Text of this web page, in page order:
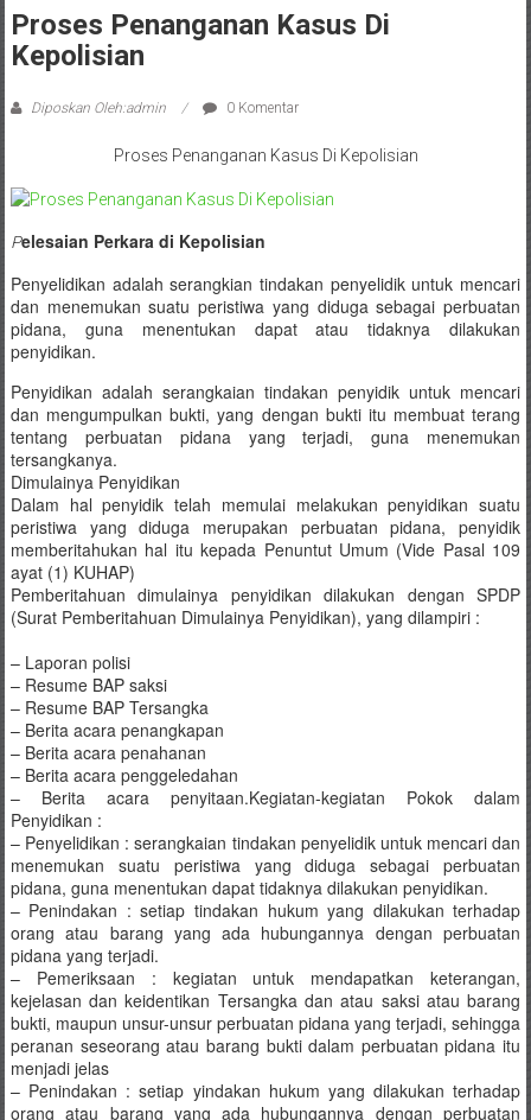
Bantul,
Wonosari,
Wates,
Klaten,
Magelang,
Solo,
Semarang,
Jakarta,
Bali,
Surabaya,
Surakarta,
Sukoharjo,
Mungkid,
Purworejo,
Daerah
Istimewa
Yogyakarta,
Makassar,
Denpasar,
Salatiga,
Ungaran,
Pontianak,
Bandung,
Proses Penanganan Kasus Di
Kepolisian
Diposkan Oleh:admin 0 Komentar
Proses Penanganan Kasus Di Kepolisian
Pelesaian Perkara di Kepolisian
Penyelidikan adalah serangkian tindakan penyelidik untuk mencari
dan menemukan suatu peristiwa yang diduga sebagai perbuatan
pidana, guna menentukan dapat atau tidaknya dilakukan
penyidikan.
Penyidikan adalah serangkaian tindakan penyidik untuk mencari
dan mengumpulkan bukti, yang dengan bukti itu membuat terang
tentang perbuatan pidana yang terjadi, guna menemukan
tersangkanya.
Dimulainya Penyidikan
Dalam hal penyidik telah memulai melakukan penyidikan suatu
peristiwa yang diduga merupakan perbuatan pidana, penyidik
memberitahukan hal itu kepada Penuntut Umum (Vide Pasal 109
ayat (1) KUHAP)
Pemberitahuan dimulainya penyidikan dilakukan dengan SPDP
(Surat Pemberitahuan Dimulainya Penyidikan), yang dilampiri :
– Laporan polisi
– Resume BAP saksi
– Resume BAP Tersangka
– Berita acara penangkapan
– Berita acara penahanan
– Berita acara penggeledahan
– Berita acara penyitaan.Kegiatan-kegiatan Pokok dalam
Penyidikan :
– Penyelidikan : serangkaian tindakan penyelidik untuk mencari dan
menemukan suatu peristiwa yang diduga sebagai perbuatan
pidana, guna menentukan dapat tidaknya dilakukan penyidikan.
– Penindakan : setiap tindakan hukum yang dilakukan terhadap
orang atau barang yang ada hubungannya dengan perbuatan
pidana yang terjadi.
– Pemeriksaan : kegiatan untuk mendapatkan keterangan,
kejelasan dan keidentikan Tersangka dan atau saksi atau barang
bukti, maupun unsur-unsur perbuatan pidana yang terjadi, sehingga
peranan seseorang atau barang bukti dalam perbuatan pidana itu
menjadi jelas
– Penindakan : setiap yindakan hukum yang dilakukan terhadap
orang atau barang yang ada hubungannya dengan perbuatan